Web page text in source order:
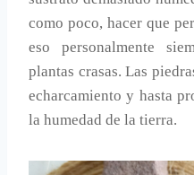
como poco, hacer que
eso personalmente
plantas crasas. Las
echarcamiento y hasta
la humedad de la tierra.